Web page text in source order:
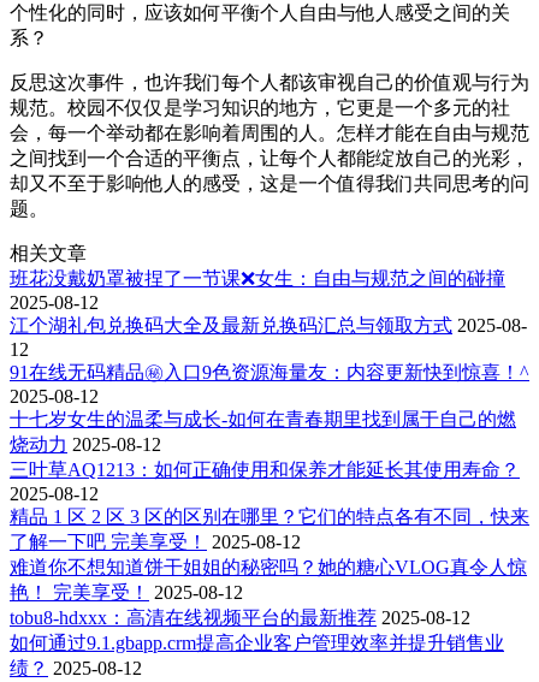
个性化的同时，应该如何平衡个人自由与他人感受之间的关
系？
反思这次事件，也许我们每个人都该审视自己的价值观与行为
规范。校园不仅仅是学习知识的地方，它更是一个多元的社
会，每一个举动都在影响着周围的人。怎样才能在自由与规范
之间找到一个合适的平衡点，让每个人都能绽放自己的光彩，
却又不至于影响他人的感受，这是一个值得我们共同思考的问
题。
相关文章
班花没戴奶罩被捏了一节课❌女生：自由与规范之间的碰撞
2025-08-12
江个湖礼包兑换码大全及最新兑换码汇总与领取方式 2025-08-
12
91在线无码精品㊙️入口9色资源海量友：内容更新快到惊喜！^
2025-08-12
十七岁女生的温柔与成长-如何在青春期里找到属于自己的燃
烧动力 2025-08-12
三叶草AQ1213：如何正确使用和保养才能延长其使用寿命？
2025-08-12
精品 1 区 2 区 3 区的区别在哪里？它们的特点各有不同，快来
了解一下吧 完美享受！
2025-08-12
难道你不想知道饼干姐姐的秘密吗？她的糖心VLOG真令人惊
艳！ 完美享受！
2025-08-12
tobu8-hdxxx：高清在线视频平台的最新推荐 2025-08-12
如何通过9.1.gbapp.crm提高企业客户管理效率并提升销售业
绩？ 2025-08-12